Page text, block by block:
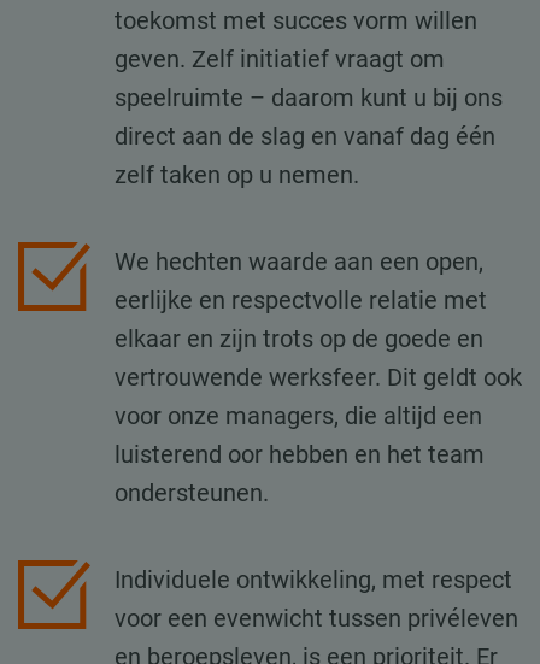
toekomst met succes vorm willen
geven. Zelf initiatief vraagt om
speelruimte – daarom kunt u bij ons
direct aan de slag en vanaf dag één
zelf taken op u nemen.
We hechten waarde aan een open,
eerlijke en respectvolle relatie met
elkaar en zijn trots op de goede en
vertrouwende werksfeer. Dit geldt ook
voor onze managers, die altijd een
luisterend oor hebben en het team
ondersteunen.
Individuele ontwikkeling, met respect
voor een evenwicht tussen privéleven
en beroepsleven, is een prioriteit. Er